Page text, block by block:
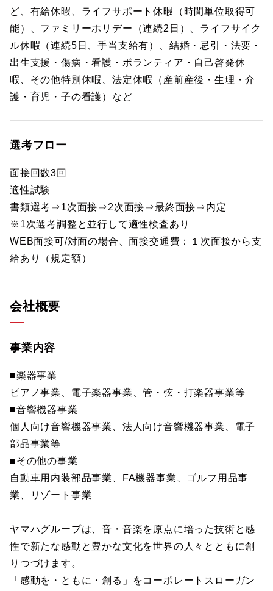
ど、有給休暇、ライフサポート休暇（時間単位取得可
能）、ファミリーホリデー（連続2日）、ライフサイク
ル休暇（連続5日、手当支給有）、結婚・忌引・法要・
出生支援・傷病・看護・ボランティア・自己啓発休
暇、その他特別休暇、法定休暇（産前産後・生理・介
護・育児・子の看護）など
選考フロー
面接回数3回
適性試験
書類選考⇒1次面接⇒2次面接⇒最終面接⇒内定
※1次選考調整と並行して適性検査あり
WEB面接可/対面の場合、面接交通費：１次面接から支
給あり（規定額）
会社概要
事業内容
■楽器事業
ピアノ事業、電子楽器事業、管・弦・打楽器事業等
■音響機器事業
個人向け音響機器事業、法人向け音響機器事業、電子
部品事業等
■その他の事業
自動車用内装部品事業、FA機器事業、ゴルフ用品事
業、リゾート事業
ヤマハグループは、音・音楽を原点に培った技術と感
性で新たな感動と豊かな文化を世界の人々とともに創
りつづけます。
「感動を・ともに・創る」をコーポレートスローガン